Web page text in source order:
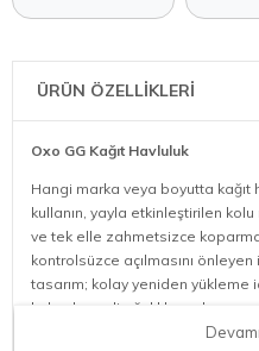
ÜRÜN ÖZELLİKLERİ
Oxo GG Kağıt Havluluk
Hangi marka veya boyutta kağıt
kullanın, yayla etkinleştirilen
ve tek elle zahmetsizce
kontrolsüzce açılmasını
tasarım; kolay yeniden yükleme
kolu, dengeli ağırlıklı
estetiğiyle mutfak tezgahınızın